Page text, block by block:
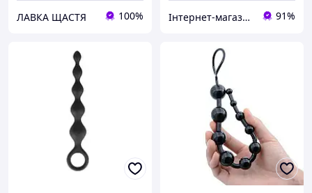
ЛАВКА ЩАСТЯ 100% Інтернет-магазин Allegoriya 91%